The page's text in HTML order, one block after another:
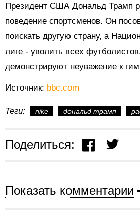
Президент США Дональд Трамп
поведение спортсменов. Он
поискать другую страну, а
лиге - уволить всех
демонстрируют неуважение к
Источник: bbc.com
Теги: nike дональд трамп
Поделиться:
Показать комментарии